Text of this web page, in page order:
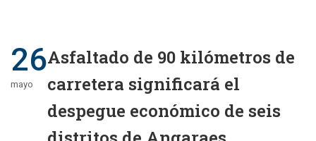
26
mayo
Asfaltado de 90 kilómetros de
carretera significará el
despegue económico de seis